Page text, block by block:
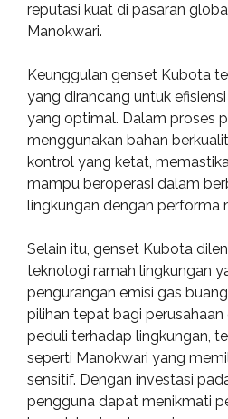
reputasi kuat di pasaran
Manokwari.
Keunggulan genset Kubota
yang dirancang untuk
yang optimal. Dalam proses
menggunakan bahan
kontrol yang ketat,
mampu beroperasi dalam
lingkungan dengan performa
Selain itu, genset Kubota
teknologi ramah lingkungan
pengurangan emisi gas
pilihan tepat bagi
peduli terhadap lingkungan,
seperti Manokwari yang
sensitif. Dengan investasi
pengguna dapat menikmati